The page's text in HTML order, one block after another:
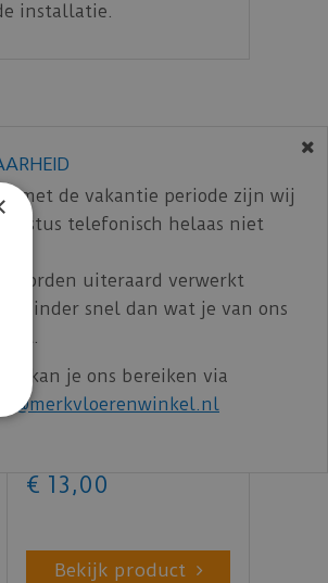
installatie.
Gelakte plint 90x15 -
€ 13 ,00
Bekijk product
met de vakantie periode zijn wij
telefonisch helaas niet
worden uiteraard verwerkt
minder snel dan wat je van ons
kan je ons bereiken via